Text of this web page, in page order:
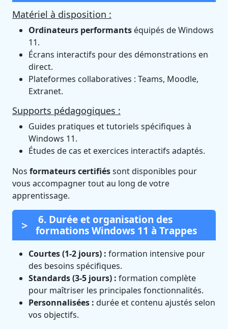
Matériel à disposition :
Ordinateurs performants équipés de Windows
11.
Écrans interactifs pour des démonstrations en
direct.
Plateformes collaboratives : Teams, Moodle,
Extranet.
Supports pédagogiques :
Guides pratiques et tutoriels spécifiques à
Windows 11.
Études de cas et exercices interactifs adaptés.
Nos formateurs certifiéssont disponibles pour
vous accompagner tout au long de votre
apprentissage.
6. Durée et organisation des
formations Windows 11 à Trappes
Courtes (1-2 jours) : formation intensive pour
des besoins spécifiques.
Standards (3-5 jours) : formation complète
pour maîtriser les principales fonctionnalités.
Personnalisées : durée et contenu ajustés selon
vos objectifs.